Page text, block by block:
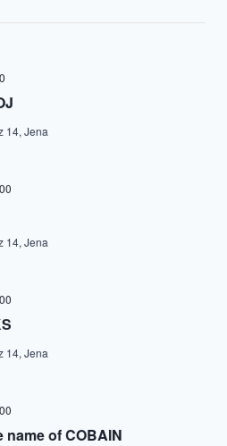
14, Jena
14, Jena
14, Jena
name of COBAIN